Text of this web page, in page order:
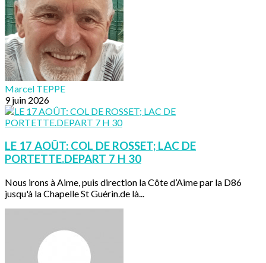
Marcel TEPPE
9 juin 2026
LE 17 AOÛT: COL DE ROSSET; LAC DE
PORTETTE.DEPART 7 H 30
Nous irons à Aime, puis direction la Côte d’Aime par la D86
jusqu'à la Chapelle St Guérin.de là...